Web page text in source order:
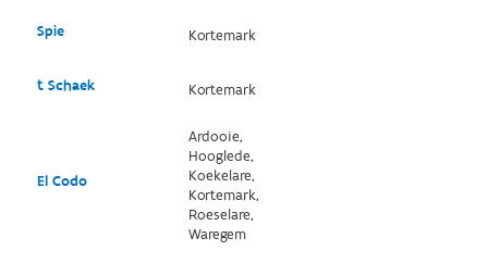
Spie Kortemark
t Schaek Kortemark
El Codo
Ardooie,
Hooglede,
Koekelare,
Kortemark,
Roeselare,
Waregem